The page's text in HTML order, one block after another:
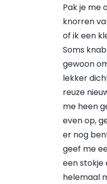
Pak je me
knorren
of ik een
Soms
gewoon
lekker
reuze
me heen
even op,
er nog
geef me
een stokje
helemaal